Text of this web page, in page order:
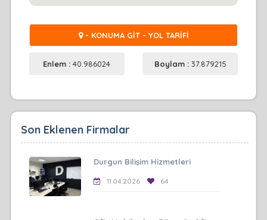
- KONUMA GİT - YOL TARİFİ
Enlem :40.986024 Boylam : 37.879215
Son Eklenen Firmalar
Durgun Bilişim Hizmetleri
11.04.2026 64